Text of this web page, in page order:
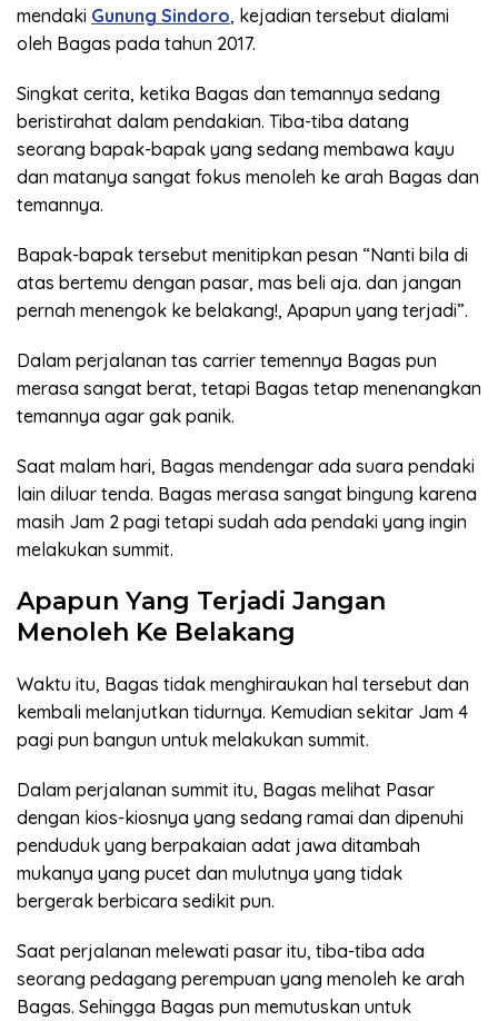
mendaki Gunung Sindoro, kejadian tersebut dialami
oleh Bagas pada tahun 2017.
Singkat cerita, ketika Bagas dan temannya sedang
beristirahat dalam pendakian. Tiba-tiba datang
seorang bapak-bapak yang sedang membawa kayu
dan matanya sangat fokus menoleh ke arah Bagas dan
temannya.
Bapak-bapak tersebut menitipkan pesan “Nanti bila di
atas bertemu dengan pasar, mas beli aja. dan jangan
pernah menengok ke belakang!, Apapun yang terjadi”.
Dalam perjalanan tas carrier temennya Bagas pun
merasa sangat berat, tetapi Bagas tetap menenangkan
temannya agar gak panik.
Saat malam hari, Bagas mendengar ada suara pendaki
lain diluar tenda. Bagas merasa sangat bingung karena
masih Jam 2 pagi tetapi sudah ada pendaki yang ingin
melakukan summit.
Apapun Yang Terjadi Jangan
Menoleh Ke Belakang
Waktu itu, Bagas tidak menghiraukan hal tersebut dan
kembali melanjutkan tidurnya. Kemudian sekitar Jam 4
pagi pun bangun untuk melakukan summit.
Dalam perjalanan summit itu, Bagas melihat Pasar
dengan kios-kiosnya yang sedang ramai dan dipenuhi
penduduk yang berpakaian adat jawa ditambah
mukanya yang pucet dan mulutnya yang tidak
bergerak berbicara sedikit pun.
Saat perjalanan melewati pasar itu, tiba-tiba ada
seorang pedagang perempuan yang menoleh ke arah
Bagas. Sehingga Bagas pun memutuskan untuk